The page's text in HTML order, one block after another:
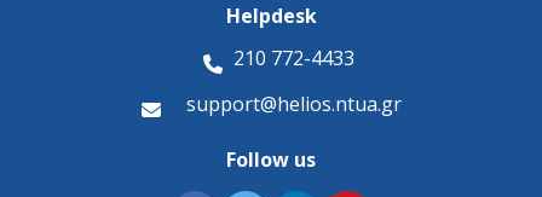
Helpdesk
210 772-4433
support@helios.ntua.gr
Follow us